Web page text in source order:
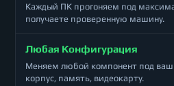
Каждый ПК прогоняем под
получаете проверенную машину.
Любая Конфигурация
Меняем любой компонент под
корпус, память, видеокарту.